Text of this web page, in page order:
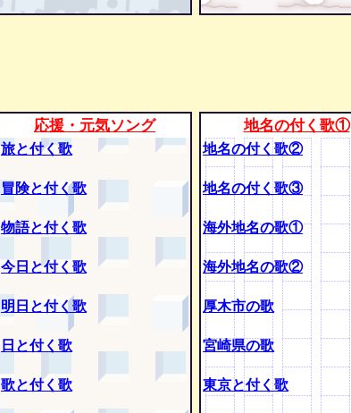
応援・元気ソング
旅と付く歌
冒険と付く歌
物語と付く歌
今日と付く歌
明日と付く歌
日と付く歌
歌と付く歌
地名の付く歌①
地名の付く歌②
地名の付く歌③
海外地名の歌①
海外地名の歌②
厚木市の歌
宮崎県の歌
東京と付く歌